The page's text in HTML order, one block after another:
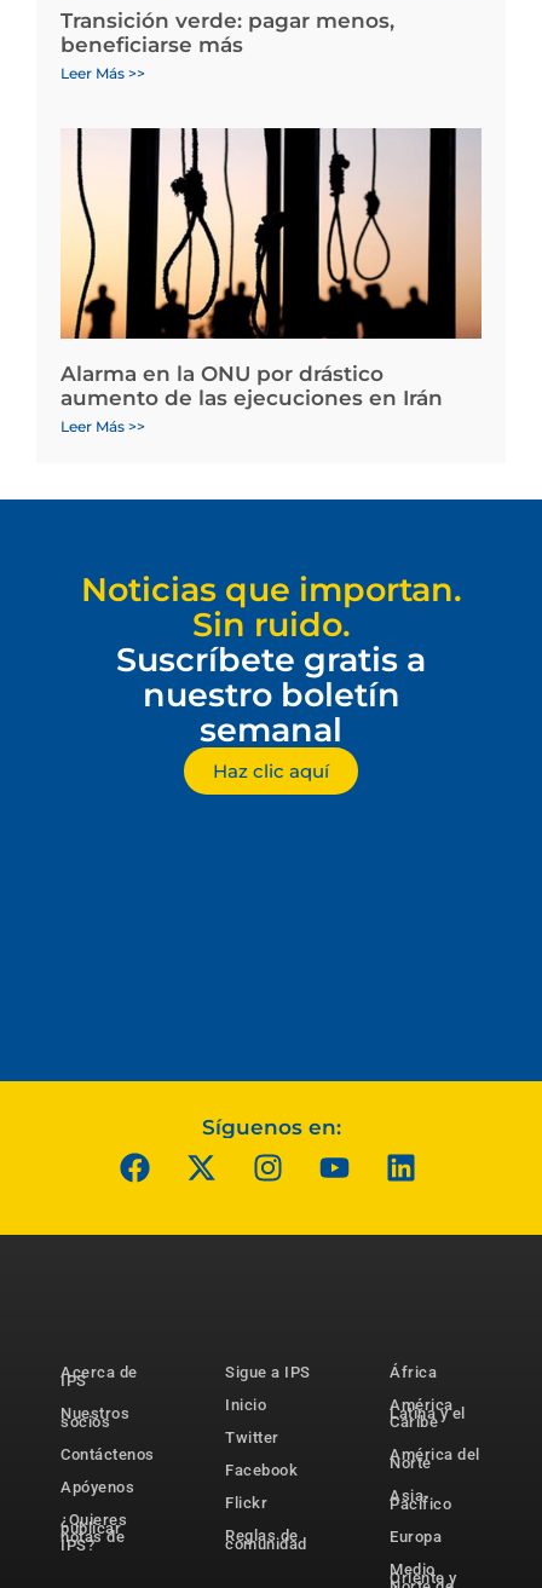
Transición verde: pagar menos,
beneficiarse más
Leer Más >>
Alarma en la ONU por drástico
aumento de las ejecuciones en Irán
Leer Más >>
Noticias que importan.
Sin ruido.
Suscríbete gratis a
nuestro boletín
semanal
Haz clic aquí
Síguenos en:
Acerca de
IPS
Nuestros
socios
Contáctenos
Apóyenos
¿Quieres
publicar
notas de
IPS?
Sigue a IPS
Inicio
Twitter
Facebook
Flickr
Reglas de
comunidad
África
América
Latina y el
Caribe
América del
Norte
Asia-
Pacífico
Europa
Medio
Oriente y